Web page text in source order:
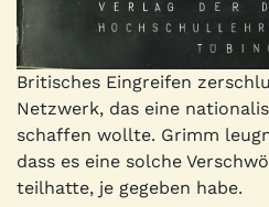
Britisches Eingreifen
Netzwerk, das eine
schaffen wollte. Grimm
dass es eine solche
teilhatte, je gegeben habe.